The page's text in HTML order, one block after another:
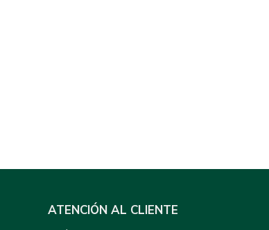
ATENCIÓN AL CLIENTE